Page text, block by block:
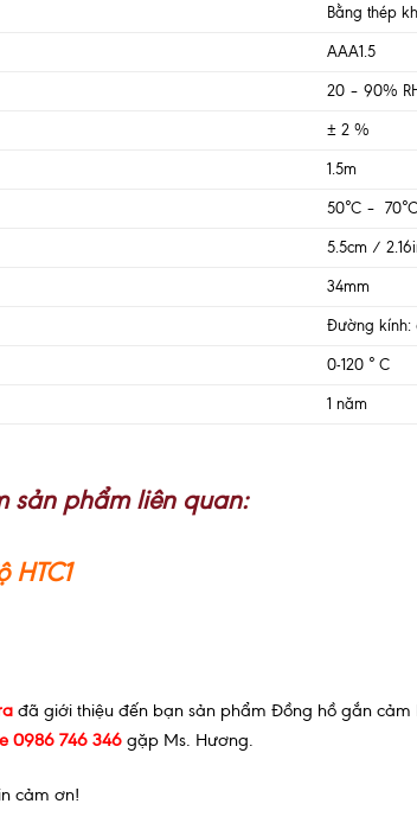
Bằng thép
AAA1.5
20 – 90%
± 2 %
1.5m
50°C – 70°C
5.5cm /
34mm
Đường kính:
0-120 ° C
1 năm
sản phẩm liên quan:
đã giới thiệu đến bạn sản phẩm Đồng hồ gắn
0986 746 346 gặp Ms. Hương.
cảm ơn!